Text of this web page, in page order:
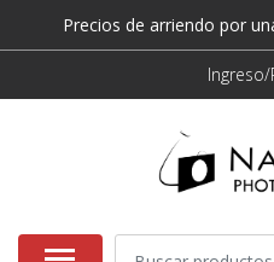
Precios de arriendo por